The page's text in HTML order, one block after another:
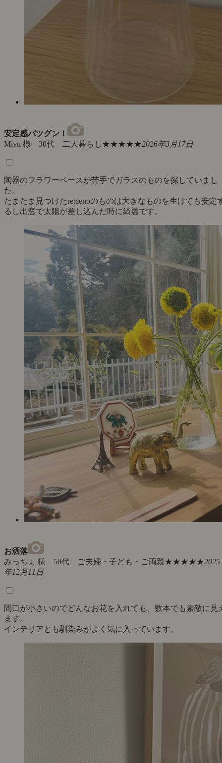
安定感バツグン！
Miyu 様 30代 二人暮らし★★★★★2026年3月17日
陶器のフラワーベースが苦手でガラスのものを探していまし
た。
たまたま見つけたre:cenoのものは大きなものを生けても安定
るし出窓で太陽が差し込んだ時に綺麗です。
お洒落
みっちょ 様 50代 ご夫婦・子ども・ご両親★★★★★2025
年12月11日
間口が小さいのでどんなお花を入れても、数本でも素敵に見
ます。
インテリアとも馴染みがよく気に入っています。